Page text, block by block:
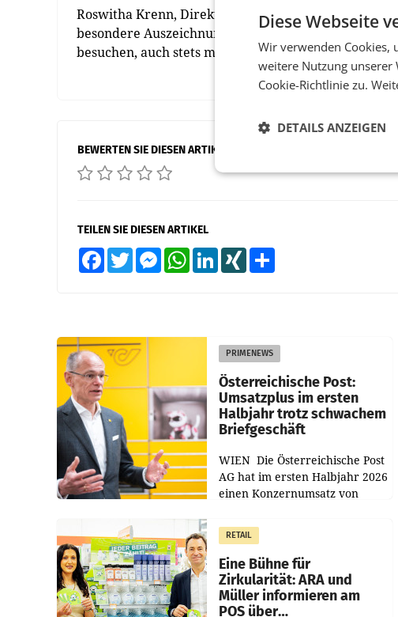
Roswitha Krenn, Direktorin der LBS Bad
besondere Auszeichnung und spiegelt auch unseren
besuchen, auch stets mit unseren Projekten einen
BEWERTEN SIE DIESEN ARTIKEL
TEILEN SIE DIESEN ARTIKEL
FacebookTwitter MessengerWhatsAppLinkedInXING
PRIMENEWS
Österreichische Post:
Umsatzplus im ersten
Halbjahr trotz schwachem
Briefgeschäft
WIEN Die Österreichische Post
AG hat im ersten Halbjahr 2026
einen Konzernumsatz von
erwirtschaftet, was einem Plus
von 3,8 Prozent gegenüber
dem Vergleichszeitraum
RETAIL
Eine Bühne für
Zirkularität: ARA und
Müller informieren am
POS über
Diese Webseite
Wir verwenden Cookies,
weitere Nutzung unserer
Cookie-Richtlinie zu.
DETAILS ANZEIGEN